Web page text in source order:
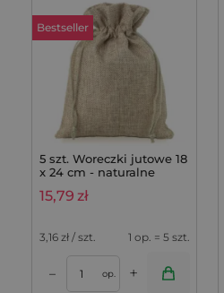
Bestseller
5 szt. Woreczki jutowe 18
x 24 cm - naturalne
15,79 zł
3,16 zł / szt. 1 op. = 5 szt.
– op. +